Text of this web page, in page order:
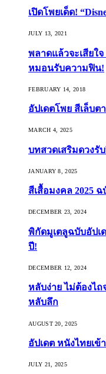
เปิดโพยเด็ด!
JULY 13, 2021
พลาดแล้วจะเสียใ
หมอนรับความฟิน!
FEBRUARY 14, 2018
อัปเดตโพย สีเล็บต
MARCH 4, 2025
บทสวดเสริมดวงรั
JANUARY 8, 2025
สีเสื้อมงคล 2025 ฉ
DECEMBER 23, 2024
พิกัดมูเตลูฉบับอัปเ
ปี!
DECEMBER 12, 2024
หลับง่าย ไม่ต้องไถ
หลับลึก
AUGUST 20, 2025
อัปเดต หนังไทยเข้
JULY 21, 2025